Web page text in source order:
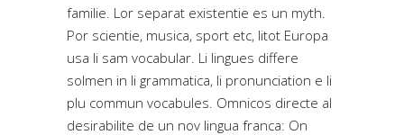
familie. Lor separat existentie es un myth.
Por scientie, musica, sport etc, litot Europa
usa li sam vocabular. Li lingues differe
solmen in li grammatica, li pronunciation e li
plu commun vocabules. Omnicos directe al
desirabilite de un nov lingua franca: On